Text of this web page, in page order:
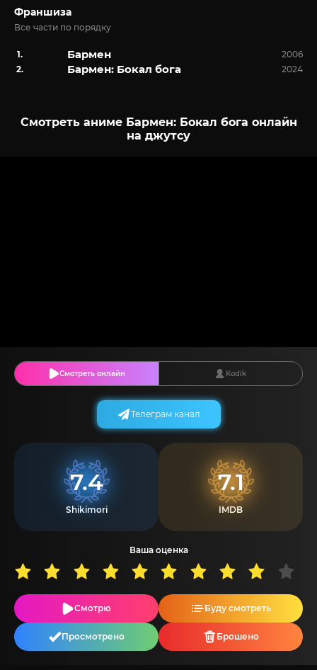
Франшиза
Все части по порядку
Бармен 2006
Бармен: Бокал бога 2024
Смотреть аниме Бармен: Бокал бога онлайн
на джутсу
Смотреть онлайн Kodik
7.4
Shikimori
7.1
IMDB
Ваша оценка
Смотрю Буду смотреть
Просмотрено Брошено
Телеграм канал